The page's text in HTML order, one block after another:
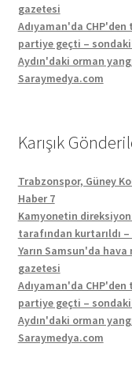
gazetesi
Adıyaman'da
partiye geçti –
Aydın'daki orman
Saraymedya.com
Karışık
Trabzonspor, Güney
Haber 7
Kamyonetin
tarafından kurtarıldı
Yarın Samsun'da hava
gazetesi
Adıyaman'da
partiye geçti –
Aydın'daki orman
Saraymedya.com